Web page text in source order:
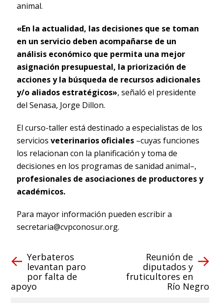
animal.
«En la actualidad, las decisiones que se toman
en un servicio deben acompañarse de un
análisis económico que permita una mejor
asignación presupuestal, la priorización de
acciones y la búsqueda de recursos adicionales
y/o aliados estratégicos», señaló el presidente
del Senasa, Jorge Dillon.
El curso-taller está destinado a especialistas de los
servicios veterinarios oficiales–cuyas funciones
los relacionan con la planificación y toma de
decisiones en los programas de sanidad animal–,
profesionales de asociaciones de productores y
académicos.
Para mayor información pueden escribir a
secretaria@cvpconosur.org.
Yerbateros
levantan paro
por falta de
apoyo
Reunión de
diputados y
fruticultores en
Río Negro